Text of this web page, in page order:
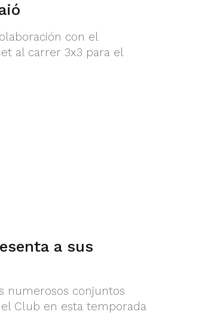
con el
al carrer 3x3 para el
a sus
numerosos conjuntos
Club en esta temporada